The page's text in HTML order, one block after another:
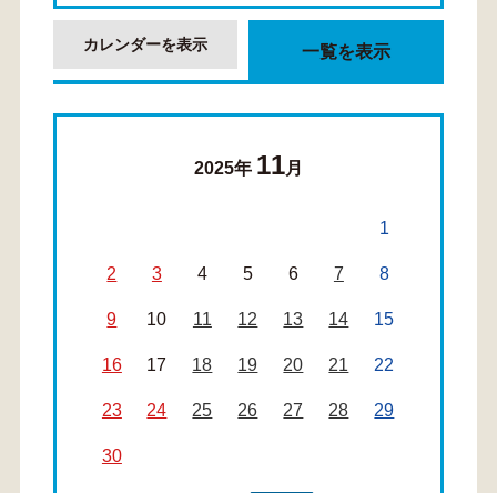
カレンダーを表示 一覧を表示
2025年 11月
1
2 3 4 5 6 7 8
9 10 11 12 13 14 15
16 17 18 19 20 21 22
23 24 25 26 27 28 29
30